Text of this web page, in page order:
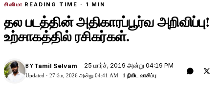
சினிமா READING TIME · 1 MIN
தல படத்தின் அதிகாரப்பூர்வ அறிவிப்பு!
உற்சாகத்தில் ரசிகர்கள்.
BY Tamil Selvam 25 மார்ச், 2019 அன்று 04:19 PM
Updated · 27 மே, 2026 அன்று 04:41 AM 1 நிமிட வாசிப்பு